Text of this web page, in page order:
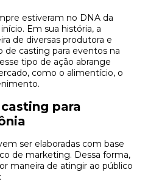
estiveram no DNA da
Em sua história, a
de diversas produtora e
casting para eventos na
tipo de ação abrange
como o alimentício, o
para
ser elaboradas com base
de marketing. Dessa forma,
maneira de atingir ao público